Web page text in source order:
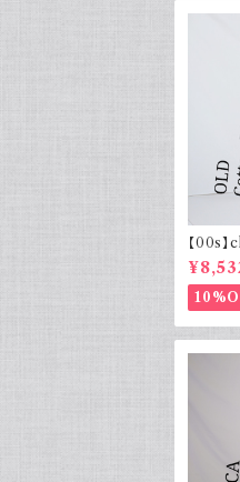
【00s
ネンコ